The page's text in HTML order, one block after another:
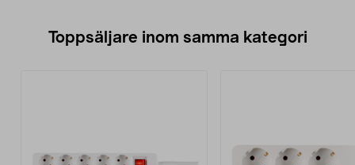
Toppsäljare inom samma kategori